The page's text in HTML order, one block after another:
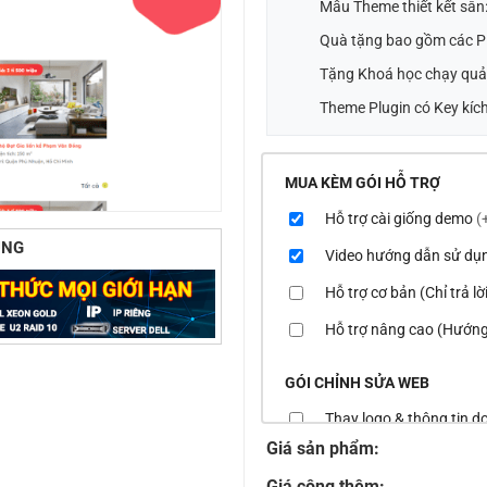
Mẫu Theme thiết kết
Quà tặng bao gồm các
Tặng Khoá học chạy
Theme Plugin có Key
MUA KÈM GÓI HỖ TRỢ
Hỗ trợ cài giống demo
Video hướng dẫn sử
Hỗ trợ cơ bản (Chỉ trả
Hỗ trợ nâng cao
GÓI CHỈNH SỬA WEB
Thay logo & thông tin
Đổi màu chủ đạo của
Giá sản phẩm: